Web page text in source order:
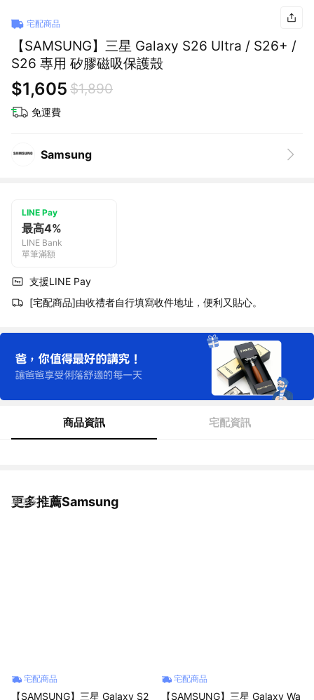
宅配商品
【SAMSUNG】三星 Galaxy S26 Ultra / S26+ /
S26 專用 矽膠磁吸保護殼
$1,605 $1,890
免運費
Samsung
LINE Pay
最高4%
LINE Bank
單筆滿額
支援LINE Pay
[宅配商品]由收禮者自行填寫收件地址，便利又貼心。
商品資訊 宅配資訊
更多推薦Samsung
看更多
宅配商品
【SAMSUNG】三星 Galaxy S2
宅配商品
【SAMSUNG】三星 Galaxy Wa